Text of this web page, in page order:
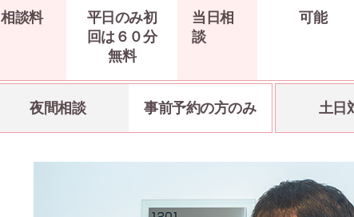
相談料
平日のみ初
回は６０分
無料
当日相
談
可能
夜間相談 事前予約の方のみ 土日